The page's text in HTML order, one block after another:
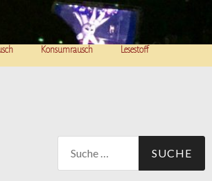
Konsumrausch Lesestoff
nach: